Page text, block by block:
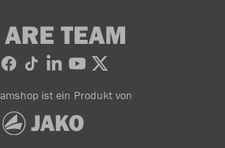
TEAM
ist ein Produkt von